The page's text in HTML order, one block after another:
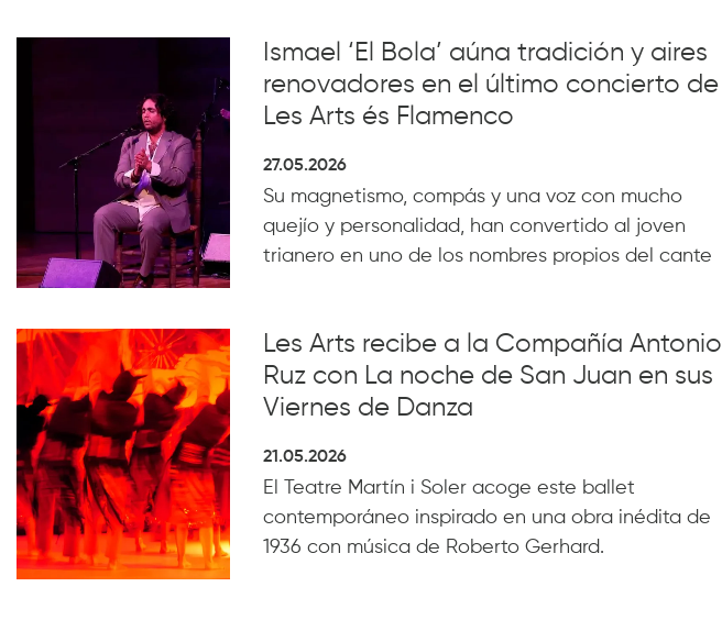
Ismael ‘El Bola’ aúna tradición y aires
renovadores en el último concierto de
Les Arts és Flamenco
27.05.2026
Su magnetismo, compás y una voz con mucho
quejío y personalidad, han convertido al joven
trianero en uno de los nombres propios del cante
Les Arts recibe a la Compañía Antonio
Ruz con La noche de San Juan en sus
Viernes de Danza
21.05.2026
El Teatre Martín i Soler acoge este ballet
contemporáneo inspirado en una obra inédita de
1936 con música de Roberto Gerhard.